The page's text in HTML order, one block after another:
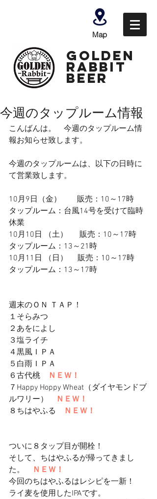
Map
GOLDEN
Rabbit
Beer
今週のタップルーム情報
こんばんは。　今週のタップルーム情
報お知らせ致します。
今週のタップルームは、以下の日時に
て営業致します。
10月9日（金）　　販売：10～17時
タップルーム：台風14号を受けて臨時
休業
10月10日 （土）　  販売：10～17時
タップルーム：13～21時
10月11日 （日）　 販売：10～17時
タップルーム：13～17時
週末のＯＮ ＴＡＰ！
１そらみつ
２あをによし
３塩ライチ
４黒風ＩＰＡ
５白雨ＩＰＡ
６古代桃
ＮＥＷ！
７Happy Hoppy Wheat（ダイヤモンドブ
ルワリー）
ＮＥＷ！
８ちはやふる
ＮＥＷ！
ついに８タップ目が開栓！
そして、ちはやふるが帰ってきまし
た。
ＮＥＷ！
今回のちはやふるはレシピを一新！
ライ麦を使用したIPAです。